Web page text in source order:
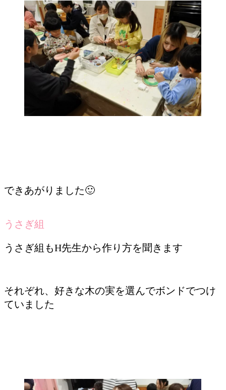
できあがりました🙂
うさぎ組
うさぎ組もH先生から作り方を聞きます
それぞれ、好きな木の実を選んでボンドでつけ
ていました